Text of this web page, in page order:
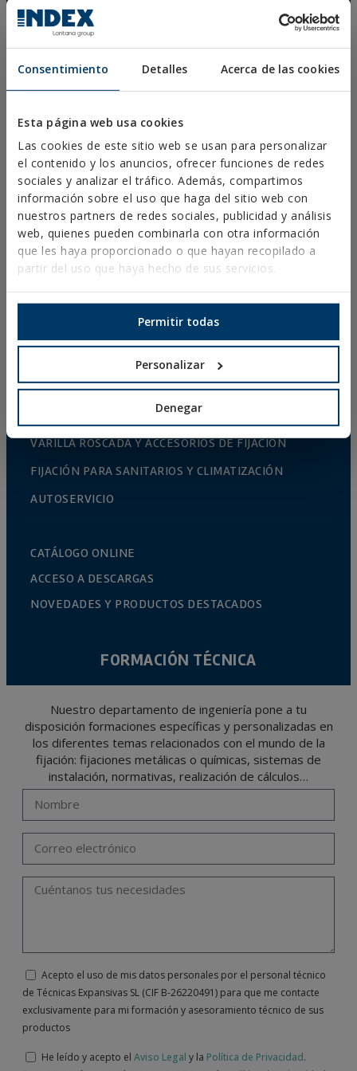
Consentimiento Detalles Acerca de las cookies
Esta página web usa cookies
Las cookies de este sitio web se usan para personalizar
el contenido y los anuncios, ofrecer funciones de redes
sociales y analizar el tráfico. Además, compartimos
información sobre el uso que haga del sitio web con
nuestros partners de redes sociales, publicidad y análisis
web, quienes pueden combinarla con otra información
que les haya proporcionado o que hayan recopilado a
partir del uso que haya hecho de sus servicios.
Permitir todas
Personalizar
Denegar
FIJACIÓN DIRECTA
TORNILLOS PARA CUBIERTAS Y FACHADAS
TORNILLOS BROCA, ROSCA CHAPA Y PVC
TORNILLOS PARA MADERA
PUNTAS, ALCAYATAS Y HEMBRILLAS
CONECTORES PARA MADERA
TORNILLERÍA NORMALIZADA
BROCAS, PUNTAS Y ACCESORIOS
ABRAZADERAS METÁLICAS PESADAS
ABRAZADERAS METÁLICAS LIGERAS
SOPORTES PARA CANALONES
ABRAZADERAS PLÁSTICAS
PERFILERÍA Y SOPORTACIÓN
VARILLA ROSCADA Y ACCESORIOS DE FIJACIÓN
FIJACIÓN PARA SANITARIOS Y CLIMATIZACIÓN
AUTOSERVICIO
CATÁLOGO ONLINE
ACCESO A DESCARGAS
NOVEDADES Y PRODUCTOS DESTACADOS
FORMACIÓN TÉCNICA
Nuestro departamento de ingeniería pone a tu
disposición formaciones específicas y personalizadas en
los diferentes temas relacionados con el mundo de la
fijación: fijaciones metálicas o químicas, sistemas de
instalación, normativas, realización de cálculos…
Acepto el uso de mis datos personales por el personal técnico
de Técnicas Expansivas SL (CIF B-26220491) para que me contacte
exclusivamente para mi formación y asesoramiento técnico de sus
productos
He leído y acepto el Aviso Legal y la Política de Privacidad.